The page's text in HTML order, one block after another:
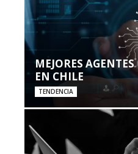
MEJORES
EN CHILE
TENDENCIA